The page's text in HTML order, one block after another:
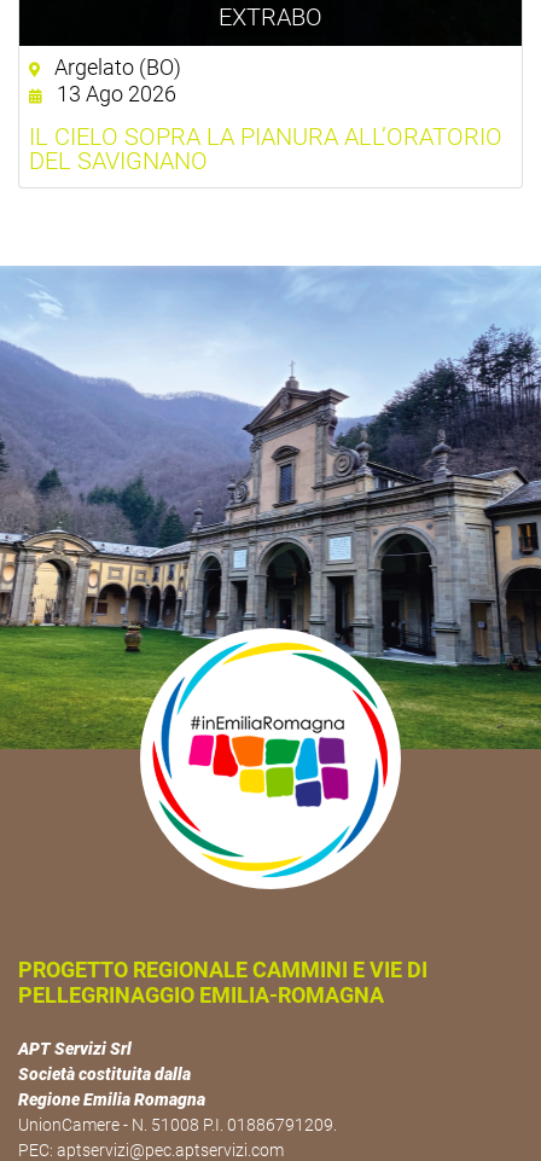
EXTRABO
Argelato (BO)
13 Ago 2026
IL CIELO SOPRA LA PIANURA ALL’ORATORIO
DEL SAVIGNANO
PROGETTO REGIONALE CAMMINI E VIE DI
PELLEGRINAGGIO EMILIA-ROMAGNA
APT Servizi Srl
Società costituita dalla
Regione Emilia Romagna
UnionCamere - N. 51008 P.I. 01886791209.
PEC: aptservizi@pec.aptservizi.com